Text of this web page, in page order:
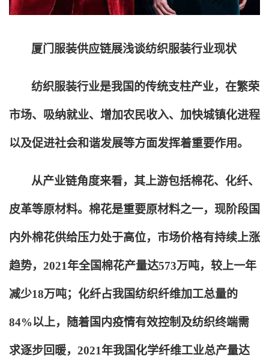
厦门服装供应链展浅谈纺织服装行业现状
纺织服装行业是我国的传统支柱产业，在繁荣
市场、吸纳就业、增加农民收入、加快城镇化进程
以及促进社会和谐发展等方面发挥着重要作用。
从产业链角度来看，其上游包括棉花、化纤、
皮革等原材料。棉花是重要原材料之一，现阶段国
内外棉花供给压力处于高位，市场价格有持续上涨
趋势，2021年全国棉花产量达573万吨，较上一年
减少18万吨；化纤占我国纺织纤维加工总量的
84%以上，随着国内疫情有效控制及纺织终端需
求逐步回暖，2021年我国化学纤维工业总产量达